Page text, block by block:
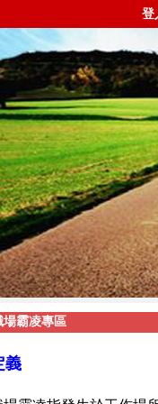
登
場霸凌專區
義